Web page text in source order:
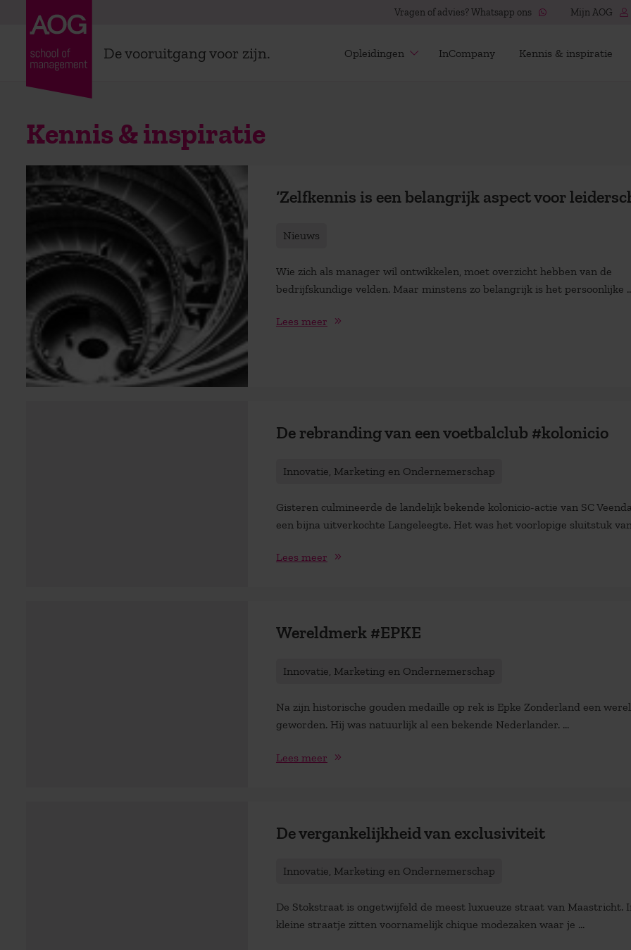
Vragen of advies? Whatsapp ons Mijn AOG
De vooruitgang voor zijn. Opleidingen InCompany Kennis & inspiratie
Kennis & inspiratie
‘Zelfkennis is een belangrijk aspect voor
Nieuws
Wie zich als manager wil ontwikkelen, moet overzicht hebben van de
bedrijfskundige velden. Maar minstens zo belangrijk is het persoonlijke
Lees meer
De rebranding van een voetbalclub #kolonicio
Innovatie, Marketing en Ondernemerschap
Gisteren culmineerde de landelijk bekende kolonicio-actie van SC
een bijna uitverkochte Langeleegte. Het was het voorlopige sluitstuk van
Lees meer
Wereldmerk #EPKE
Innovatie, Marketing en Ondernemerschap
Na zijn historische gouden medaille op rek is Epke Zonderland een
geworden. Hij was natuurlijk al een bekende Nederlander. ...
Lees meer
De vergankelijkheid van exclusiviteit
Innovatie, Marketing en Ondernemerschap
De Stokstraat is ongetwijfeld de meest luxueuze straat van Maastricht.
kleine straatje zitten voornamelijk chique modezaken waar je ...